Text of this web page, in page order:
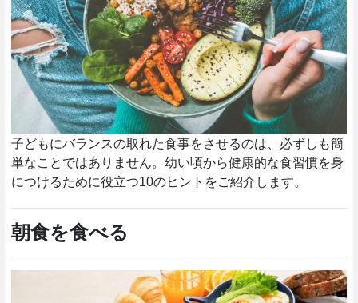
子どもにバランスの取れた食事をさせるのは、必ずしも簡
単なことではありません。幼い頃から健康的な食習慣を身
につけるために役立つ10のヒントをご紹介します。
朝食を食べる